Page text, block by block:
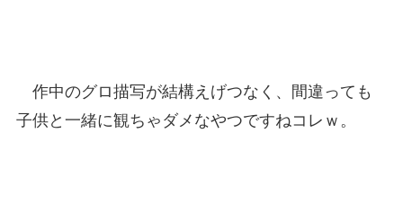
作中のグロ描写が結構えげつなく、間違っても
子供と一緒に観ちゃダメなやつですねコレｗ。